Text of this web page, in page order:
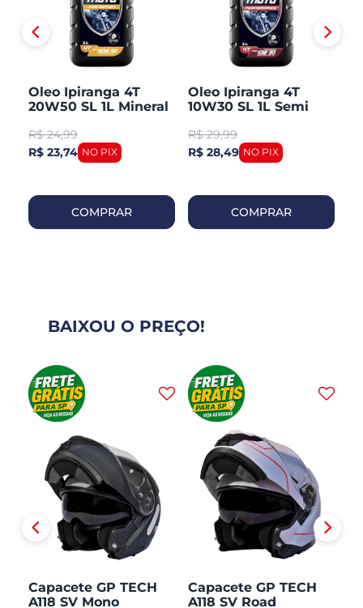
Oleo Ipiranga 4T
20W50 SL 1L Mineral
R$ 24,99
R$ 23,74
COMPRAR
Oleo Ipiranga 4T
10W30 SL 1L Semi
R$ 29,99
R$ 28,49
COMPRAR
BAIXOU O PREÇO!
Capacete GP TECH
A118 SV Mono
Capacete GP TECH
A118 SV Road